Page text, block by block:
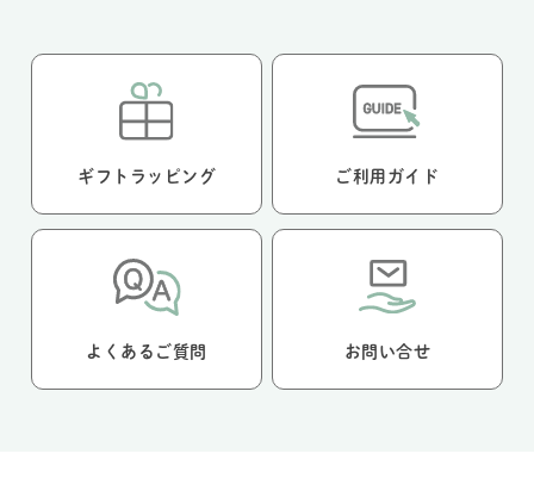
ギフトラッピング ご利用ガイド
よくあるご質問 お問い合せ